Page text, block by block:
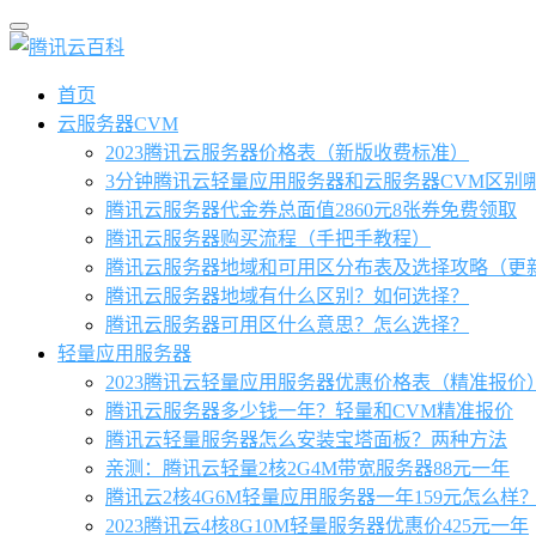
首页
云服务器CVM
2023腾讯云服务器价格表（新版收费标准）
3分钟腾讯云轻量应用服务器和云服务器CVM区别
腾讯云服务器代金券总面值2860元8张券免费领取
腾讯云服务器购买流程（手把手教程）
腾讯云服务器地域和可用区分布表及选择攻略（更
腾讯云服务器地域有什么区别？如何选择？
腾讯云服务器可用区什么意思？怎么选择？
轻量应用服务器
2023腾讯云轻量应用服务器优惠价格表（精准报价）
腾讯云服务器多少钱一年？轻量和CVM精准报价
腾讯云轻量服务器怎么安装宝塔面板？两种方法
亲测：腾讯云轻量2核2G4M带宽服务器88元一年
腾讯云2核4G6M轻量应用服务器一年159元怎么样？
2023腾讯云4核8G10M轻量服务器优惠价425元一年